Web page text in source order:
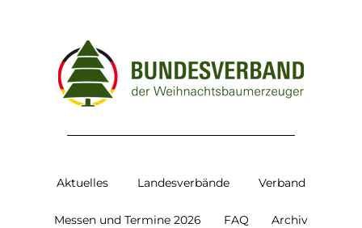
Aktuelles Landesverbände Verband
Messen und Termine 2026 FAQ Archiv